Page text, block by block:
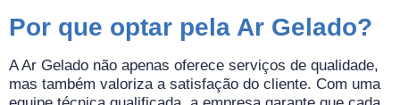
Por que optar pela Ar Gelado?
A Ar Gelado não apenas oferece serviços de qualidade,
mas também valoriza a satisfação do cliente. Com uma